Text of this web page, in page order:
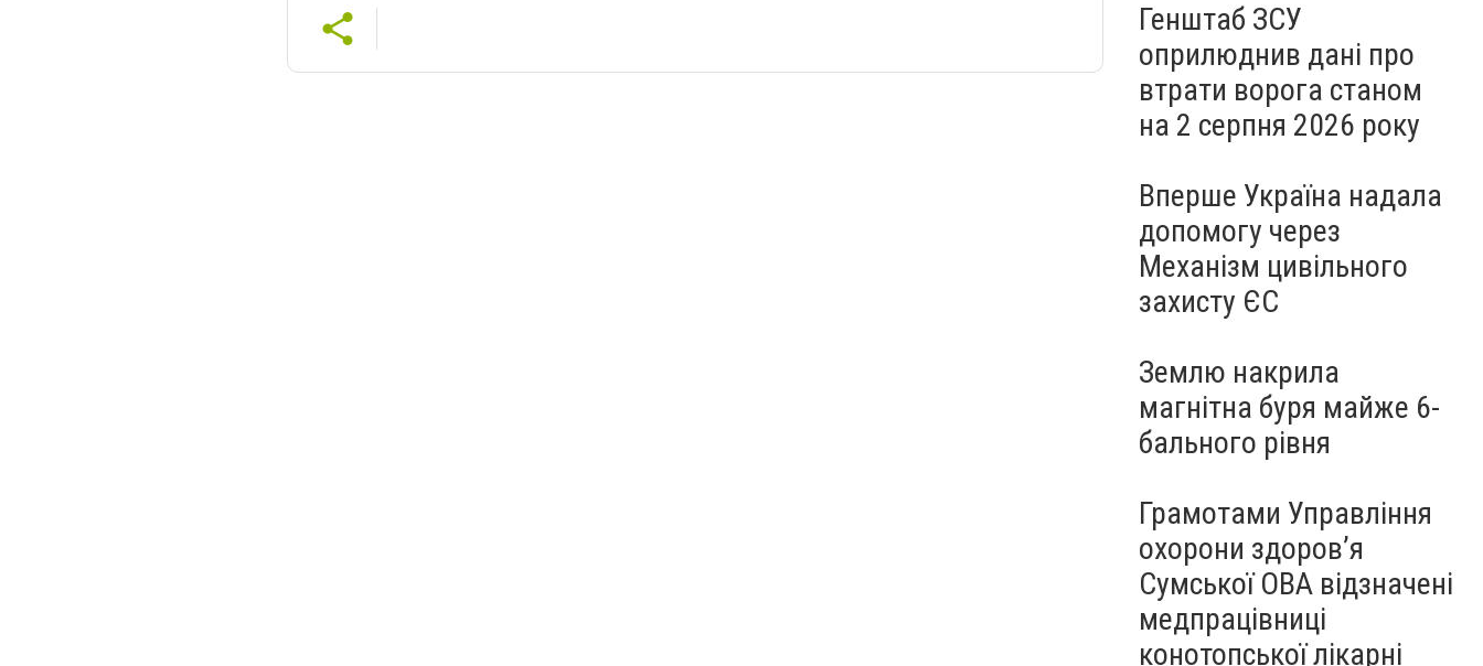
Генштаб ЗСУ
оприлюднив дані про
втрати ворога станом
на 2 серпня 2026 року
Вперше Україна надала
допомогу через
Механізм цивільного
захисту ЄС
Землю накрила
магнітна буря майже 6-
бального рівня
Грамотами Управління
охорони здоров’я
Сумської ОВА відзначені
медпрацівниці
конотопської лікарні